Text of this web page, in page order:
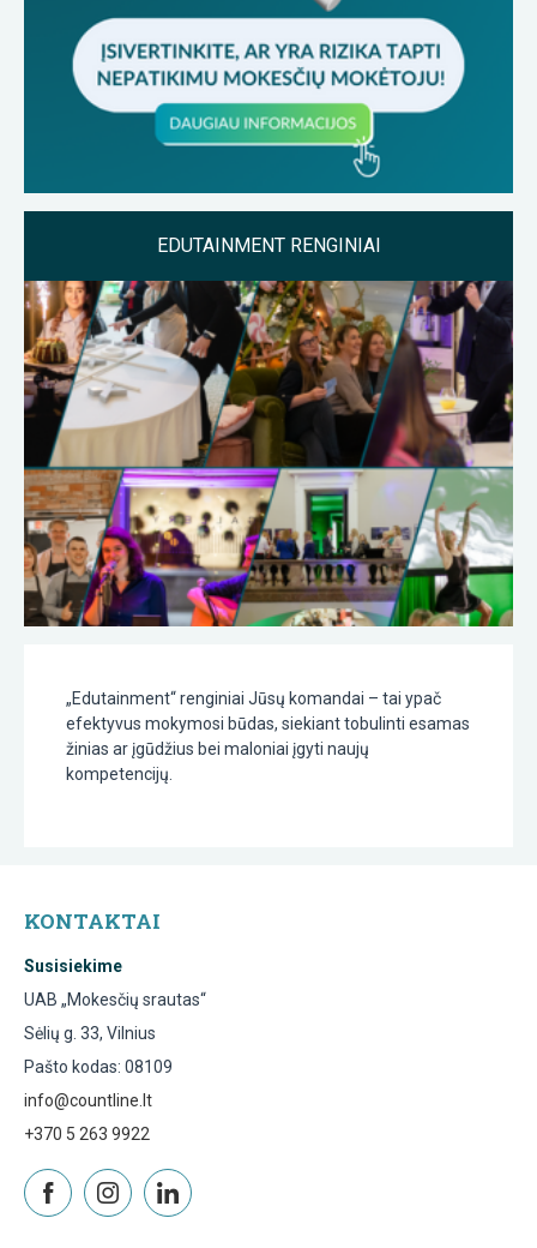
EDUTAINMENT RENGINIAI
„Edutainment“ renginiai Jūsų komandai – tai ypač
efektyvus mokymosi būdas, siekiant tobulinti esamas
žinias ar įgūdžius bei maloniai įgyti naujų
kompetencijų.
KONTAKTAI
Susisiekime
UAB „Mokesčių srautas“
Sėlių g. 33, Vilnius
Pašto kodas: 08109
info@countline.lt
+370 5 263 9922